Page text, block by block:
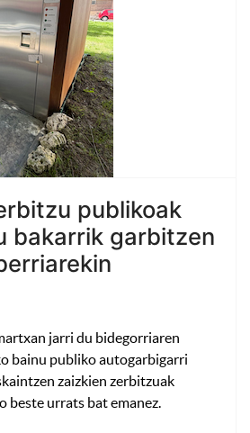
publikoak
bakarrik garbitzen
jarri du bidegorriaren
bainu publiko autogarbigarri
zaizkien zerbitzuak
beste urrats bat emanez.